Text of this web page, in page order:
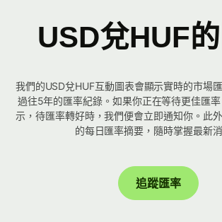
USD兌HUF
我們的USD兌HUF互動圖表會顯示實時的市場
過往5年的匯率紀錄。如果你正在等待更佳匯
示，待匯率轉好時，我們便會立即通知你。此
的每日匯率摘要，隨時掌握最新消
追蹤匯率